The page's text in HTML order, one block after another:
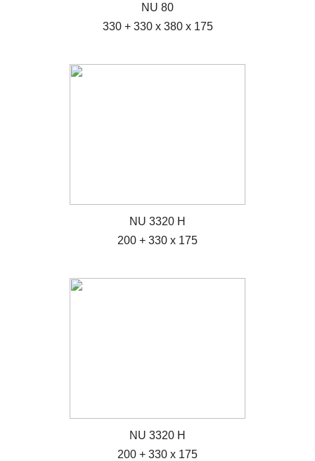
NU 80
330 + 330 x 380 x 175
NU 3320 H
200 + 330 x 175
NU 3320 H
200 + 330 x 175